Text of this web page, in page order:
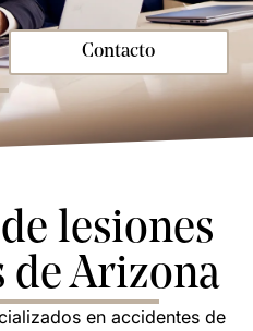
Contacto
lesiones
de Arizona
en accidentes de